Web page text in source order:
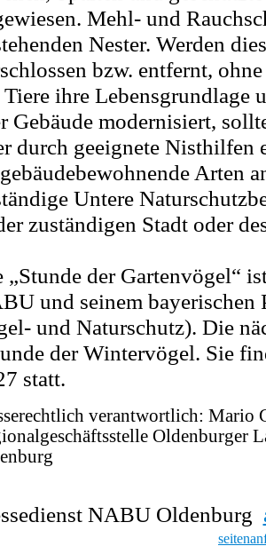
Mehl- und
Nester. Werden
bzw. entfernt,
ihre Lebensgrundlage
Gebäude modernisiert,
durch geeignete Nisthilfen
Arten
Untere
zuständigen Stadt oder
„Stunde der Gartenvögel“
und seinem
und Naturschutz). Die
der Wintervögel. Sie
statt.
verantwortlich: Mario
Oldenburger
NABU Oldenburg